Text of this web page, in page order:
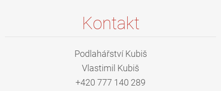
Kontakt
Podlahářství Kubiš
Vlastimil Kubiš
+420 777 140 289